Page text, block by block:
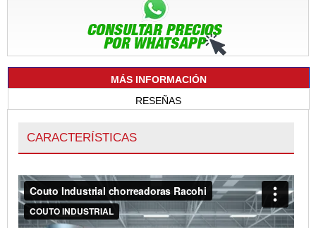
MÁS INFORMACIÓN
RESEÑAS
CARACTERÍSTICAS